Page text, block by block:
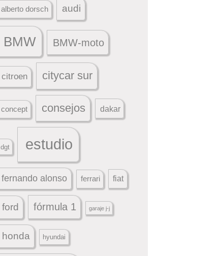
alberto dorsch audi
BMW BMW-moto
citroen citycar sur
concept consejos dakar
dgt estudio
fernando alonso ferrari fiat
ford fórmula 1 garaje j-j
honda hyundai